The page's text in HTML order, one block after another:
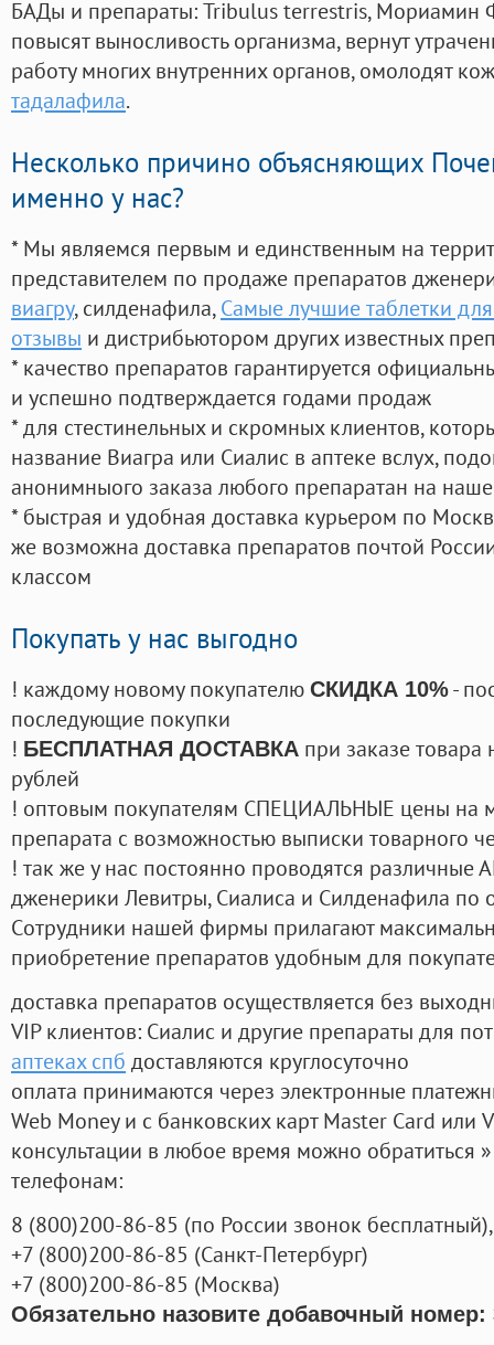
БАДы и препараты:Tribulus terrestris, Мориамин
повысят выносливость организма, вернут
работу многих внутренних органов, омолодят
тадалафила.
Несколько причино объясняющих
именно у нас?
* Мы являемся первым и единственным на
представителем по продаже препаратов
виагру, силденафила, Самые лучшие таблетки
отзывы и дистрибьютором других известных
* качество препаратов гарантируется
и успешно подтверждается годами продаж
* для стестинельных и скромных клиентов,
название Виагра или Сиалис в аптеке вслух,
анонимныого заказа любого препаратан на
* быстрая и удобная доставка курьером по
же возможна доставка препаратов почтой
классом
Покупать у нас выгодно
! каждому новому покупателю СКИДКА 10%-
последующие покупки
! БЕСПЛАТНАЯ ДОСТАВКА при заказе
рублей
! оптовым покупателям СПЕЦИАЛЬНЫЕ цены на
препарата с возможностью выписки товарного
! так же у нас постоянно проводятся
дженерики Левитры, Сиалиса и Силденафила по
Cотрудники нашей фирмы прилагают
приобретение препаратов удобным для
доставка препаратов осуществляется без
VIP клиентов: Сиалис и другие препараты для
аптеках спб доставляются круглосуточно
оплата принимаются через электронные
Web Money и с банковских карт Master Card или
консультации в любое время можно обратиться
телефонам:
8 (800)200-86-85 (по России звонок бесплатный),
+7 (800)200-86-85 (Санкт-Петербург)
+7 (800)200-86-85 (Москва)
Обязательно назовите добавочный номер: